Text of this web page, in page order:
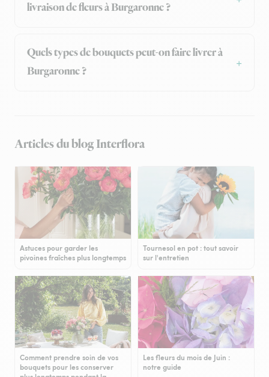
livraison de fleurs à Burgaronne ?
Quels types de bouquets peut-on faire livrer à
Burgaronne ?
Articles du blog Interflora
Astuces pour garder les
pivoines fraîches plus longtemps
Tournesol en pot : tout savoir
sur l'entretien
Comment prendre soin de vos
bouquets pour les conserver
Les fleurs du mois de Juin :
notre guide